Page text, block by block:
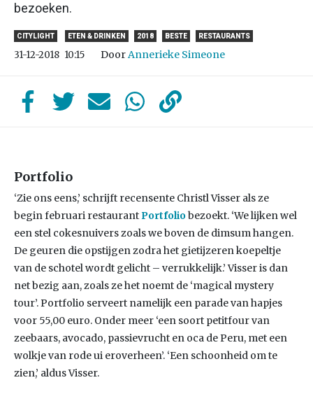
bezoeken.
CITYLIGHT ETEN & DRINKEN 2018 BESTE RESTAURANTS
31-12-2018 10:15 DoorAnnerieke Simeone
Portfolio
‘Zie ons eens,’ schrijft recensente Christl Visser als ze
begin februari restaurantPortfoliobezoekt. ‘We lijken wel
een stel cokesnuivers zoals we boven de dimsum hangen.
De geuren die opstijgen zodra het gietijzeren koepeltje
van de schotel wordt gelicht – verrukkelijk.’ Visser is dan
net bezig aan, zoals ze het noemt de ‘magical mystery
tour’. Portfolio serveert namelijk een parade van hapjes
voor 55,00 euro. Onder meer ‘een soort petitfour van
zeebaars, avocado, passievrucht en oca de Peru, met een
wolkje van rode ui eroverheen’. ‘Een schoonheid om te
zien,’ aldus Visser.